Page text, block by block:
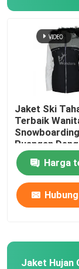
Jaket Ski
Terbaik
Ruangan
Harga
Jaket Hujan